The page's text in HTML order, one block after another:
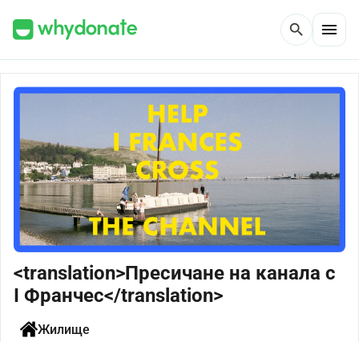
search menu
<translation>Пресичане на канала с
I Франчес</translation>
Жилище